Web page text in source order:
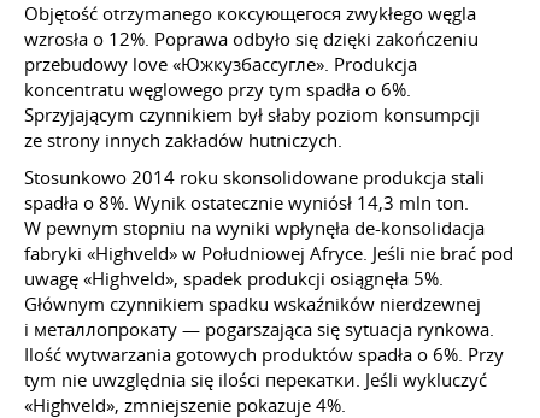
Objętość otrzymanego коксующегося zwykłego węgla
wzrosła o 12%. Poprawa odbyło się dzięki zakończeniu
przebudowy love «Южкузбассугле». Produkcja
koncentratu węglowego przy tym spadła o 6%.
Sprzyjającym czynnikiem był słaby poziom konsumpcji
ze strony innych zakładów hutniczych.
Stosunkowo 2014 roku skonsolidowane produkcja stali
spadła o 8%. Wynik ostatecznie wyniósł 14,3 mln ton.
W pewnym stopniu na wyniki wpłynęła de-konsolidacja
fabryki «Highveld» w Południowej Afryce. Jeśli nie brać pod
uwagę «Highveld», spadek produkcji osiągnęła 5%.
Głównym czynnikiem spadku wskaźników nierdzewnej
i металлопрокату — pogarszająca się sytuacja rynkowa.
Ilość wytwarzania gotowych produktów spadła o 6%. Przy
tym nie uwzględnia się ilości перекатки. Jeśli wykluczyć
«Highveld», zmniejszenie pokazuje 4%.